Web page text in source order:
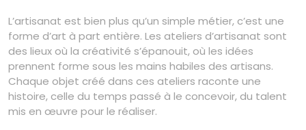
L’artisanat est bien plus qu’un simple métier, c’est une
forme d’art à part entière. Les ateliers d’artisanat sont
des lieux où la créativité s’épanouit, où les idées
prennent forme sous les mains habiles des artisans.
Chaque objet créé dans ces ateliers raconte une
histoire, celle du temps passé à le concevoir, du talent
mis en œuvre pour le réaliser.